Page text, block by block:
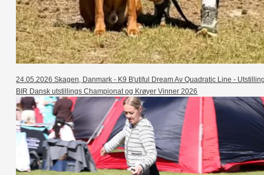
24.05.2026 Skagen, Danmark - K9 B'utiful Dream Av Quadratic Line -
BIR Dansk utstillings Championat og Krøyer Vinner 2026